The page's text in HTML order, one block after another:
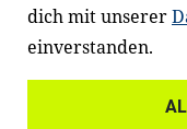
Facebook
dich mit unserer
einverstanden.